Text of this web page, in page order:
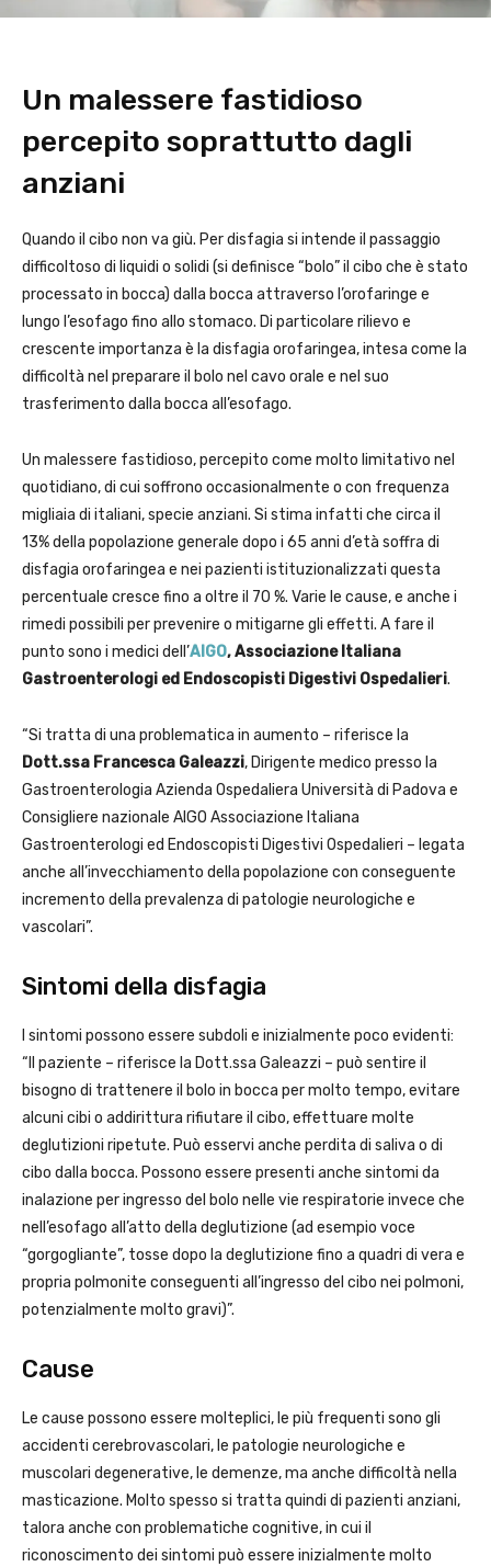
Un malessere fastidioso
percepito soprattutto dagli
anziani
Quando il cibo non va giù. Per disfagia si intende il passaggio
difficoltoso di liquidi o solidi (si definisce “bolo” il cibo che è stato
processato in bocca) dalla bocca attraverso l’orofaringe e
lungo l’esofago fino allo stomaco. Di particolare rilievo e
crescente importanza è la disfagia orofaringea, intesa come la
difficoltà nel preparare il bolo nel cavo orale e nel suo
trasferimento dalla bocca all’esofago.
Un malessere fastidioso, percepito come molto limitativo nel
quotidiano, di cui soffrono occasionalmente o con frequenza
migliaia di italiani, specie anziani. Si stima infatti che circa il
13% della popolazione generale dopo i 65 anni d’età soffra di
disfagia orofaringea e nei pazienti istituzionalizzati questa
percentuale cresce fino a oltre il 70 %. Varie le cause, e anche i
rimedi possibili per prevenire o mitigarne gli effetti. A fare il
punto sono i medici dell’AIGO, Associazione Italiana
Gastroenterologi ed Endoscopisti Digestivi Ospedalieri.
“Si tratta di una problematica in aumento – riferisce la
Dott.ssa Francesca Galeazzi, Dirigente medico presso la
Gastroenterologia Azienda Ospedaliera Università di Padova e
Consigliere nazionale AIGO Associazione Italiana
Gastroenterologi ed Endoscopisti Digestivi Ospedalieri – legata
anche all’invecchiamento della popolazione con conseguente
incremento della prevalenza di patologie neurologiche e
vascolari”.
Sintomi della disfagia
I sintomi possono essere subdoli e inizialmente poco evidenti:
“Il paziente – riferisce la Dott.ssa Galeazzi – può sentire il
bisogno di trattenere il bolo in bocca per molto tempo, evitare
alcuni cibi o addirittura rifiutare il cibo, effettuare molte
deglutizioni ripetute. Può esservi anche perdita di saliva o di
cibo dalla bocca. Possono essere presenti anche sintomi da
inalazione per ingresso del bolo nelle vie respiratorie invece che
nell’esofago all’atto della deglutizione (ad esempio voce
“gorgogliante”, tosse dopo la deglutizione fino a quadri di vera e
propria polmonite conseguenti all’ingresso del cibo nei polmoni,
potenzialmente molto gravi)”.
Cause
Le cause possono essere molteplici, le più frequenti sono gli
accidenti cerebrovascolari, le patologie neurologiche e
muscolari degenerative, le demenze, ma anche difficoltà nella
masticazione. Molto spesso si tratta quindi di pazienti anziani,
talora anche con problematiche cognitive, in cui il
riconoscimento dei sintomi può essere inizialmente molto